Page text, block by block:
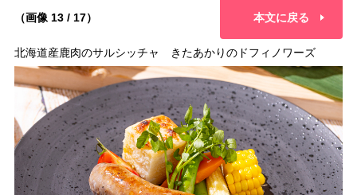
（画像 13 / 17） 本文に戻る
北海道産鹿肉のサルシッチャ きたあかりのドフィノワーズ